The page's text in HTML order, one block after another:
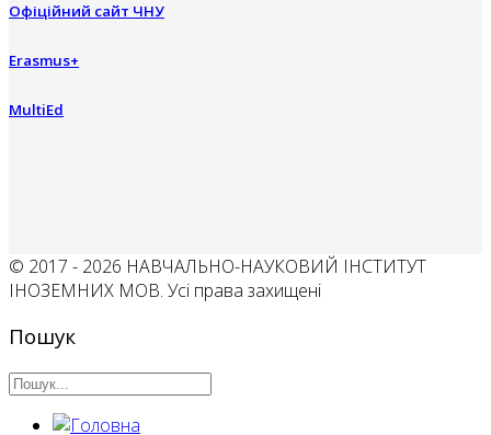
Офіційний сайт ЧНУ
Erasmus+
MultiEd
© 2017 - 2026 НАВЧАЛЬНО-НАУКОВИЙ ІНСТИТУТ
ІНОЗЕМНИХ МОВ. Усі права захищені
Пошук